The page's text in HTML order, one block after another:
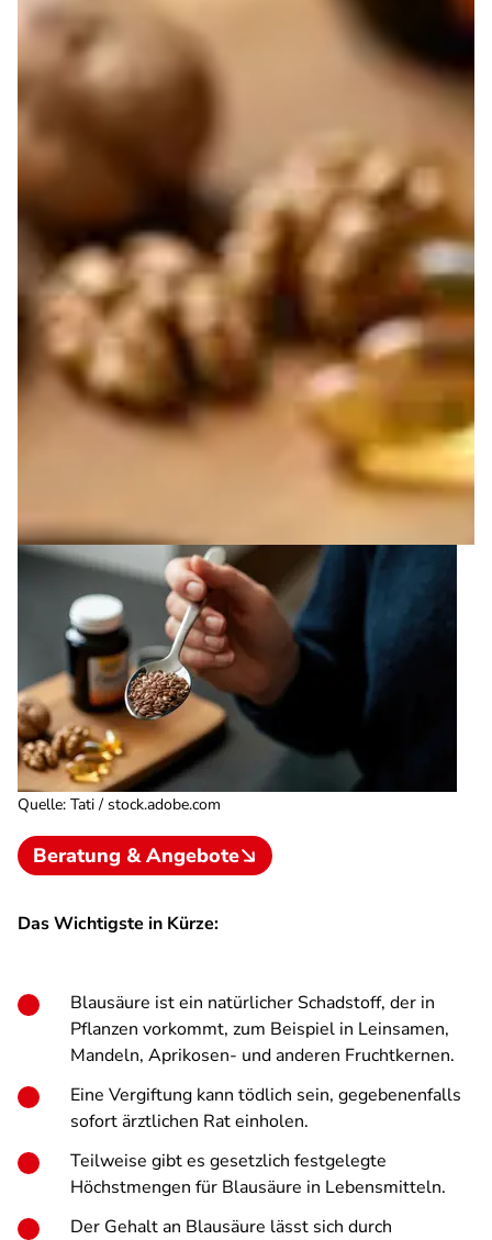
Quelle: Tati / stock.adobe.com
Beratung & Angebote
Das Wichtigste in Kürze:
Blausäure ist ein natürlicher Schadstoff, der in
Pflanzen vorkommt, zum Beispiel in Leinsamen,
Mandeln, Aprikosen- und anderen Fruchtkernen.
Eine Vergiftung kann tödlich sein, gegebenenfalls
sofort ärztlichen Rat einholen.
Teilweise gibt es gesetzlich festgelegte
Höchstmengen für Blausäure in Lebensmitteln.
Der Gehalt an Blausäure lässt sich durch